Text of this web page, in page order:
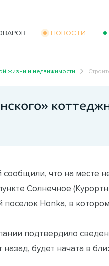
НОВОСТИ
жизни и недвижимости
сообщили, что на месте
Солнечное
поселок Honka, в
подтвердило
назад, будет начата в